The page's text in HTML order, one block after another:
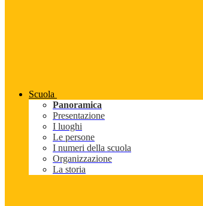
Scuola
Panoramica
Presentazione
I luoghi
Le persone
I numeri della scuola
Organizzazione
La storia